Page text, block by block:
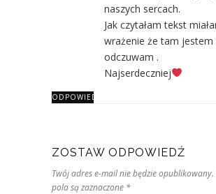
naszych sercach.
Jak czytałam tekst
wrażenie że tam jestem
odczuwam .
Najserdeczniej
ODPOWIEDZ
ZOSTAW ODPOWIEDŹ
Twój adres e-mail nie będzie opublikowany.
pola są zaznaczone *